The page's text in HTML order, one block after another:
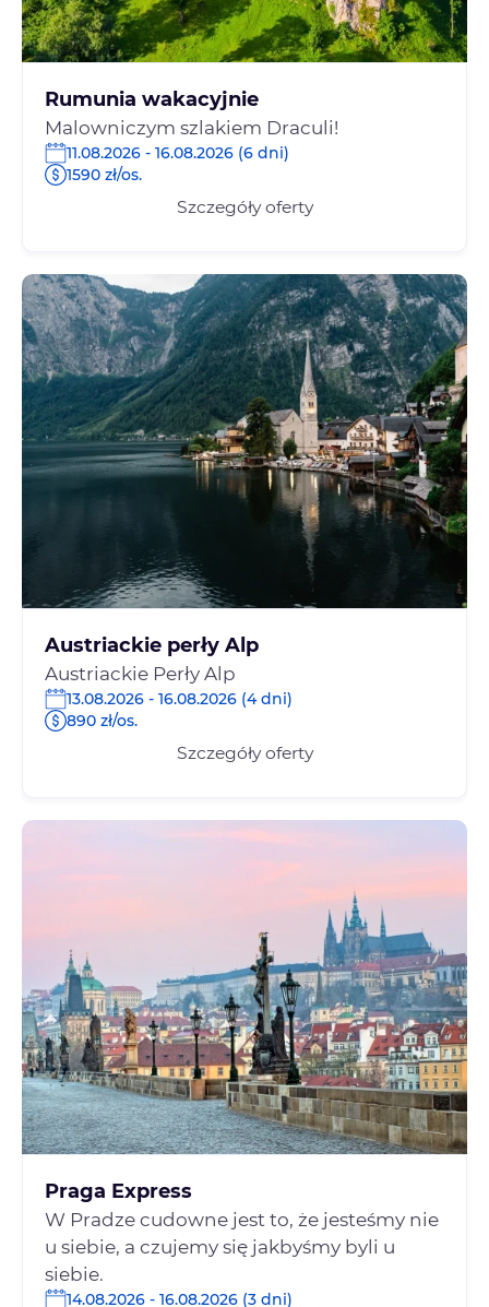
Rumunia wakacyjnie
Malowniczym szlakiem Draculi!
11.08.2026 - 16.08.2026 (6 dni)
1590 zł/os.
Szczegóły oferty
Austriackie perły Alp
Austriackie Perły Alp
13.08.2026 - 16.08.2026 (4 dni)
890 zł/os.
Szczegóły oferty
Praga Express
W Pradze cudowne jest to, że jesteśmy nie
u siebie, a czujemy się jakbyśmy byli u
siebie.
14.08.2026 - 16.08.2026 (3 dni)